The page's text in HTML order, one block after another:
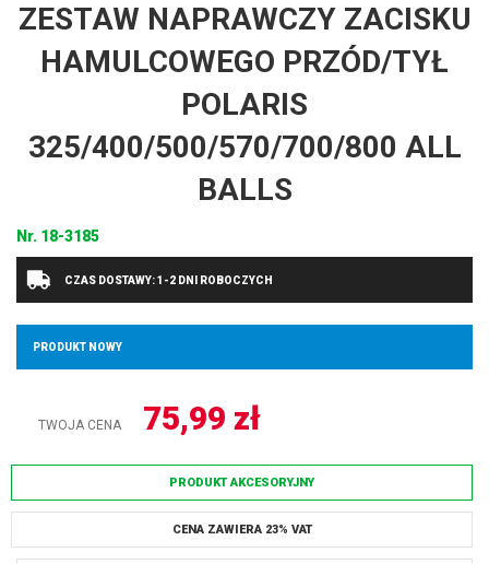
ZESTAW NAPRAWCZY ZACISKU
HAMULCOWEGO PRZÓD/TYŁ
POLARIS
325/400/500/570/700/800 ALL
BALLS
Nr. 18-3185
CZAS DOSTAWY: 1-2 DNI ROBOCZYCH
PRODUKT NOWY
TWOJA CENA 75,99 zł
PRODUKT AKCESORYJNY
CENA ZAWIERA 23% VAT